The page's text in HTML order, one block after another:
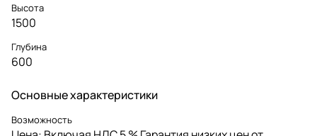
Высота
1500
Глубина
600
Основные характеристики
Возможность